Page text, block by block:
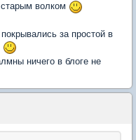
волком
за простой в
ничего в блоге не